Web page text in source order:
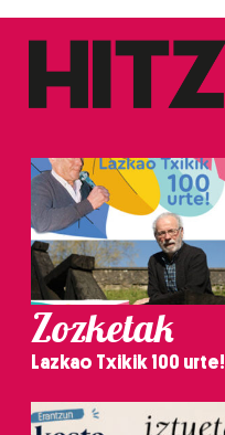
Zozketak
Lazkao Txikik 100 urte!